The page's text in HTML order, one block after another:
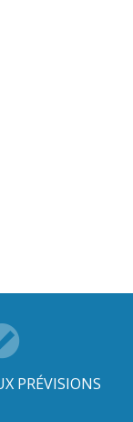
PRÉVISIONS